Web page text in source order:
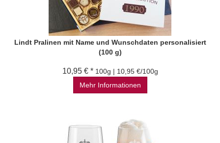
Lindt Pralinen mit Name und Wunschdaten personalisiert
(100 g)
10,95 € * 100g | 10,95 €/100g
Mehr Informationen